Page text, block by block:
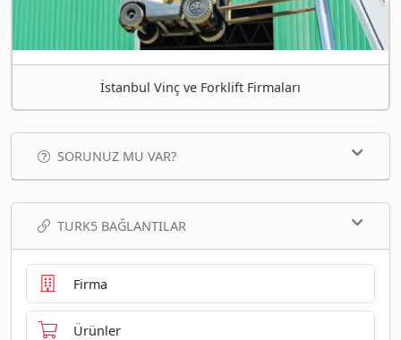
İstanbul Vinç ve Forklift Firmaları
SORUNUZ MU VAR?
TURK5 BAĞLANTILAR
Firma
Ürünler